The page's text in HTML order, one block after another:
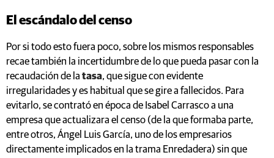
El escándalo del censo
Por si todo esto fuera poco, sobre los mismos responsables
recae también la incertidumbre de lo que pueda pasar con la
recaudación de la tasa, que sigue con evidente
irregularidades y es habitual que se gire a fallecidos. Para
evitarlo, se contrató en época de Isabel Carrasco a una
empresa que actualizara el censo (de la que formaba parte,
entre otros, Ángel Luis García, uno de los empresarios
directamente implicados en la trama Enredadera) sin que